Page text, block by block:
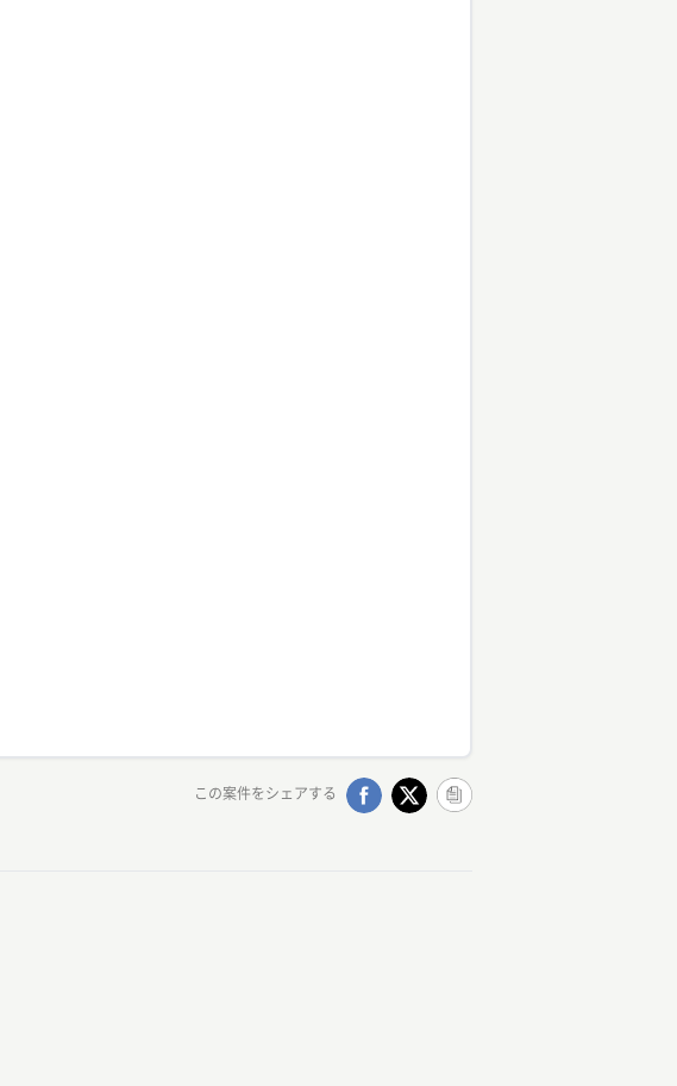
この案件をシェアする